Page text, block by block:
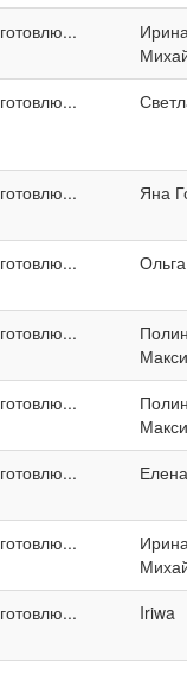
готовлю...
готовлю...
готовлю... Яна
готовлю...
готовлю...
готовлю...
готовлю... Елена
готовлю...
готовлю... Iriwa